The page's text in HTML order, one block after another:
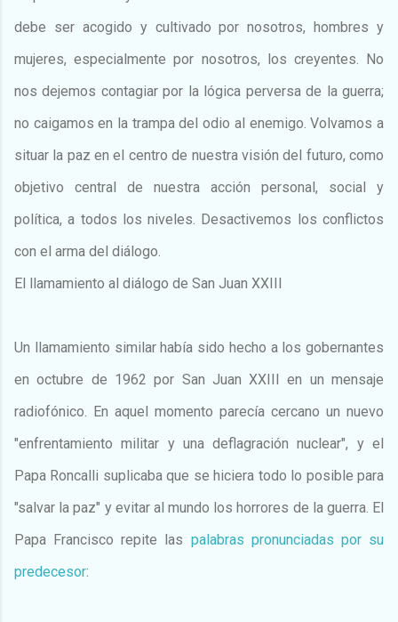
debe ser acogido y cultivado por nosotros, hombres y
mujeres, especialmente por nosotros, los creyentes. No
nos dejemos contagiar por la lógica perversa de la guerra;
no caigamos en la trampa del odio al enemigo. Volvamos a
situar la paz en el centro de nuestra visión del futuro, como
objetivo central de nuestra acción personal, social y
política, a todos los niveles. Desactivemos los conflictos
con el arma del diálogo.
El llamamiento al diálogo de San Juan XXIII
Un llamamiento similar había sido hecho a los gobernantes
en octubre de 1962 por San Juan XXIII en un mensaje
radiofónico. En aquel momento parecía cercano un nuevo
"enfrentamiento militar y una deflagración nuclear", y el
Papa Roncalli suplicaba que se hiciera todo lo posible para
"salvar la paz" y evitar al mundo los horrores de la guerra. El
Papa Francisco repite las palabras pronunciadas por su
predecesor: